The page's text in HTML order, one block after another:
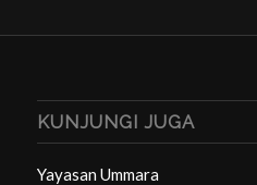
KUNJUNGI JUGA
Yayasan Ummara